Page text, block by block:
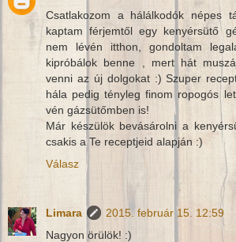
Csatlakozom a hálálkodók népes
kaptam férjemtől egy kenyérsütő
nem lévén itthon, gondoltam
kipróbálok benne , mert hát
venni az új dolgokat :) Szuper
hála pedig tényleg finom ropogós
vén gázsütőmben is!
Már készülök bevásárolni a
csakis a Te receptjeid alapján :)
Válasz
Limara
2015. február 15. 12:59
Nagyon örülök! :)